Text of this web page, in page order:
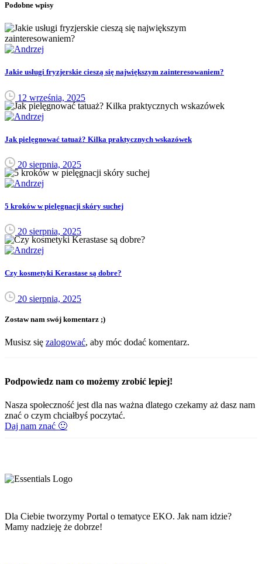
Podobne wpisy
Jakie usługi fryzjerskie cieszą się największym zainteresowaniem?
12 września, 2025
Jak pielęgnować tatuaż? Kilka praktycznych wskazówek
20 sierpnia, 2025
5 kroków w pielęgnacji skóry suchej
20 sierpnia, 2025
Czy kosmetyki Kerastase są dobre?
20 sierpnia, 2025
Zostaw nam swój komentarz ;)
Musisz się zalogować, aby móc dodać komentarz.
Podpowiedz nam co możemy zrobić lepiej!
Nasza społeczność jest dla nas ważna dlatego czekamy aż dasz nam
znać o czym chciałbyś poczytać.
Daj nam znać 🙂
Dla Ciebie tworzymy Portal o tematyce EKO. Jak nam idzie?
Mamy nadzieję że dobrze!